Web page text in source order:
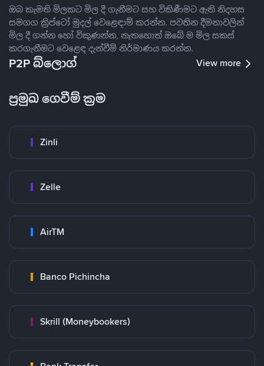
ඔබ කැමති මිලකට මිල දී ගැනීමට සහ විකිණීමට ඇති නිදහස
සමගග ක්‍රිප්ටෝ මුදල් වෙළෙඳාම් කරන්න. පවතින දීමනාවලින්
මිල දී ගන්න හෝ විකුණන්න, නැතහොත් ඔබේ ම මිල සකස්
කරගැනීමට වෙළෙඳ දැන්වීම් නිර්මාණය කරන්න.
P2P බ්ලොග් View more
ප්‍රමුඛ ගෙවීම් ක්‍රම
Zinli
Zelle
AirTM
Banco Pichincha
Skrill (Moneybookers)